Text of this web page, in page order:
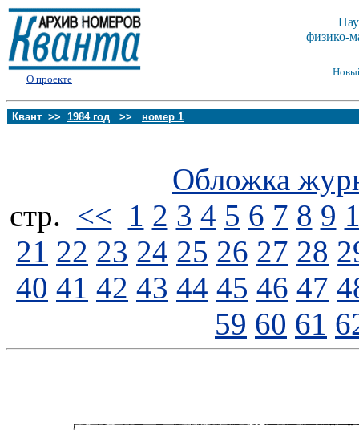
О проекте
физико-
Квант >> 1984 год >> номер 1
Обложка
стp. << 1 2 3 4 5 6 7 8 9
21 22 23 24 25 26 27 28
40 41 42 43 44 45 46 47
59 60 61